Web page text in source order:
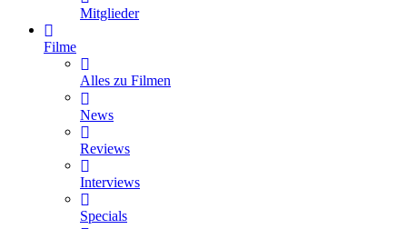
Mitglieder
Filme
Alles zu Filmen
News
Reviews
Interviews
Specials